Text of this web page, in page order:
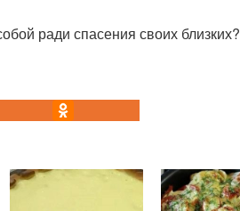
ради спасения своих близких?